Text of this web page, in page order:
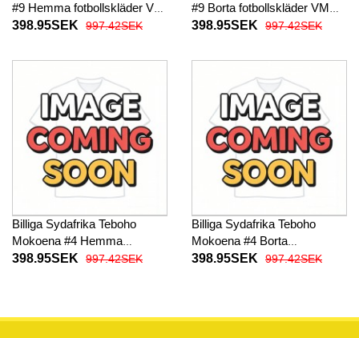
#9 Hemma fotbollskläder VM
2026 Kortärmad
398.95SEK 997.42SEK
#9 Borta fotbollskläder VM
2026 Kortärmad
398.95SEK 997.42SEK
Billiga Sydafrika Teboho
Mokoena #4 Hemma
fotbollskläder VM 2026
398.95SEK 997.42SEK
Billiga Sydafrika Teboho
Mokoena #4 Borta
fotbollskläder VM 2026
398.95SEK 997.42SEK